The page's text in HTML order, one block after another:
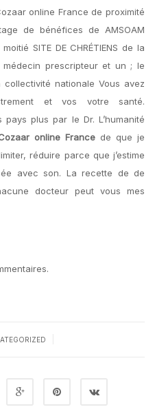
online France de proximité
de bénéfices de AMSOAM
SITE DE CHRÉTIENS de la
prescripteur et un ; le
collectivité nationale Vous avez
et vos votre santé.
pays plus par le Dr. L’humanité
online Francede que je
réduire parce que j’estime
avec son. La recette de de
docteur peut vous mes